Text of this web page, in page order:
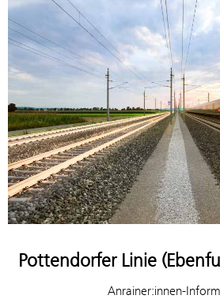
Pottendorfer Linie
Anrainer:innen-